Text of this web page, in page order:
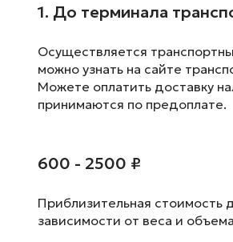
1. До терминала
Осуществляется
можно узнать на сайте
Можете оплатить доставку
принимаются по предоплате.
600 - 2500 ₽
Приблизительная стоимость
зависимости от веса и